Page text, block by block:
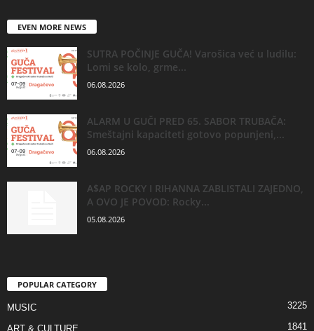
EVEN MORE NEWS
SUTRA POČINJE GUČA! Varošica već u ludilu:
Lomi se kolo, grme...
06.08.2026
ALARM U GUČI PRED 65. SABOR TRUBAČA:
Smeštajni kapaciteti gotovo popunjeni,...
06.08.2026
A$AP ROCKY I RIHANNA ZABLISTALI ZAJEDNO,
A OVO JE POVOD: Rocky...
05.08.2026
POPULAR CATEGORY
MUSIC 3225
ART & CULTURE 1841